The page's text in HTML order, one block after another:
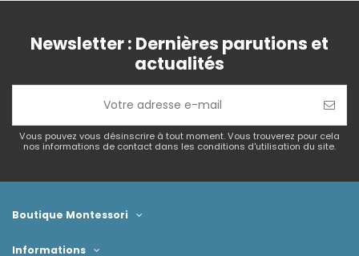
Newsletter : Dernières parutions et
actualités
Vous pouvez vous désinscrire à tout moment. Vous trouverez pour cela
nos informations de contact dans les conditions d'utilisation du site.
Boutique Montessori
Informations